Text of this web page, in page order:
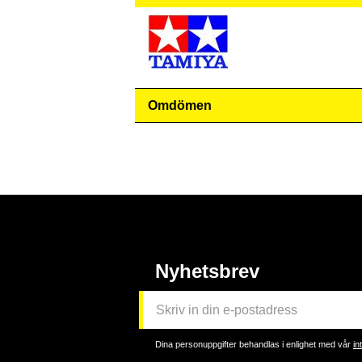
Omdömen
Nyhetsbrev
Dina personuppgifter behandlas i enlighet med vår